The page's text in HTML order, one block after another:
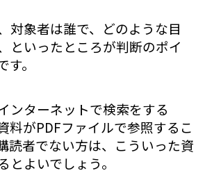
対象者は誰で、どのような目
といったところが判断のポイ
。
ンターネットで検索をする
料がPDFファイルで参照するこ
読者でない方は、こういった資
よいでしょう。